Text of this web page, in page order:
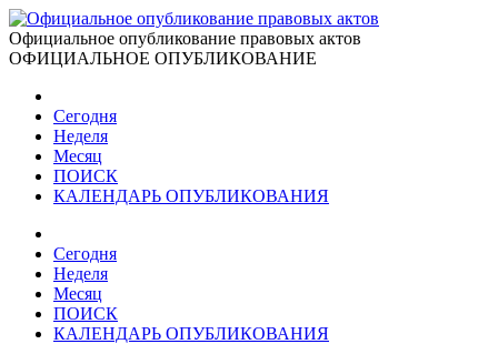
Официальное опубликование правовых актов
ОФИЦИАЛЬНОЕ ОПУБЛИКОВАНИЕ
Сегодня
Неделя
Месяц
ПОИСК
КАЛЕНДАРЬ ОПУБЛИКОВАНИЯ
Сегодня
Неделя
Месяц
ПОИСК
КАЛЕНДАРЬ ОПУБЛИКОВАНИЯ